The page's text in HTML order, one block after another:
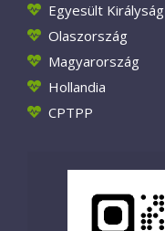
Egyesült Királyság
Olaszország
Magyarország
Hollandia
CPTPP